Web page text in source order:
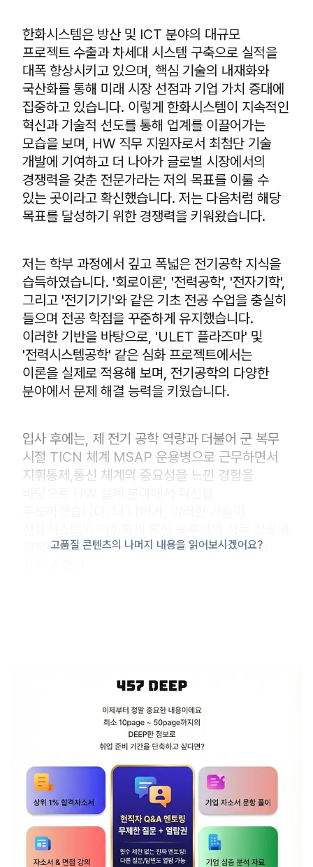
한화시스템은 방산 및 ICT 분야의 대규모
프로젝트 수출과 차세대 시스템 구축으로 실적을
대폭 향상시키고 있으며, 핵심 기술의 내재화와
국산화를 통해 미래 시장 선점과 기업 가치 증대에
집중하고 있습니다. 이렇게 한화시스템이 지속적인
혁신과 기술적 선도를 통해 업계를 이끌어가는
모습을 보며, HW 직무 지원자로서 최첨단 기술
개발에 기여하고 더 나아가 글로벌 시장에서의
경쟁력을 갖춘 전문가라는 저의 목표를 이룰 수
있는 곳이라고 확신했습니다. 저는 다음처럼 해당
목표를 달성하기 위한 경쟁력을 키워왔습니다.
저는 학부 과정에서 깊고 폭넓은 전기공학 지식을
습득하였습니다. '회로이론', '전력공학', '전자기학',
그리고 '전기기기'와 같은 기초 전공 수업을 충실히
들으며 전공 학점을 꾸준하게 유지했습니다.
이러한 기반을 바탕으로, 'ULET 플라즈마' 및
'전력시스템공학' 같은 심화 프로젝트에서는
이론을 실제로 적용해 보며, 전기공학의 다양한
분야에서 문제 해결 능력을 키웠습니다.
입사 후에는, 제 전기 공학 역량과 더불어 군 복무
시절 TICN 체계 MSAP 운용병으로 근무하면서
지휘통제,통신 체계의 중요성을 느낀 경험을
결정적인 역할을 하며, 전장에서의 정보 전송과
고품질 콘텐츠의 나머지 내용을 읽어보시겠어요?